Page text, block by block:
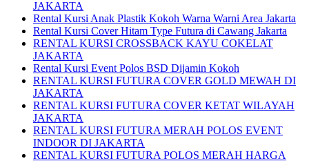
JAKARTA
Rental Kursi Anak Plastik Kokoh Warna Warni Area Jakarta
Rental Kursi Cover Hitam Type Futura di Cawang Jakarta
RENTAL KURSI CROSSBACK KAYU COKELAT
JAKARTA
Rental Kursi Event Polos BSD Dijamin Kokoh
RENTAL KURSI FUTURA COVER GOLD MEWAH DI
JAKARTA
RENTAL KURSI FUTURA COVER KETAT WILAYAH
JAKARTA
RENTAL KURSI FUTURA MERAH POLOS EVENT
INDOOR DI JAKARTA
RENTAL KURSI FUTURA POLOS MERAH HARGA